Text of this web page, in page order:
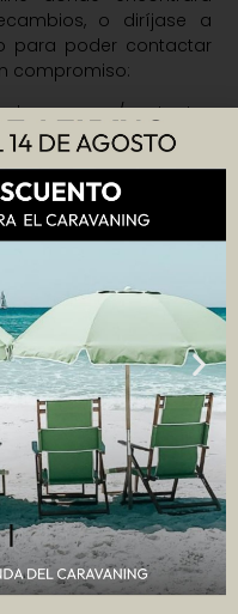
o diríjase a
para poder contactar
compromiso:
contacto»
style=»default»
CON